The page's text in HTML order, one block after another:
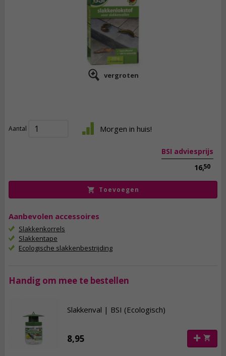
vergroten
BSI adviesprijs
16,50
Aantal Morgen in huis!
Toevoegen
Aanbevolen accessoires
Slakkenkorrels
Slakkentape
Ecologische slakkenbestrijding
Handig om mee te bestellen
Slakkenval | BSI (Ecologisch)
8,95